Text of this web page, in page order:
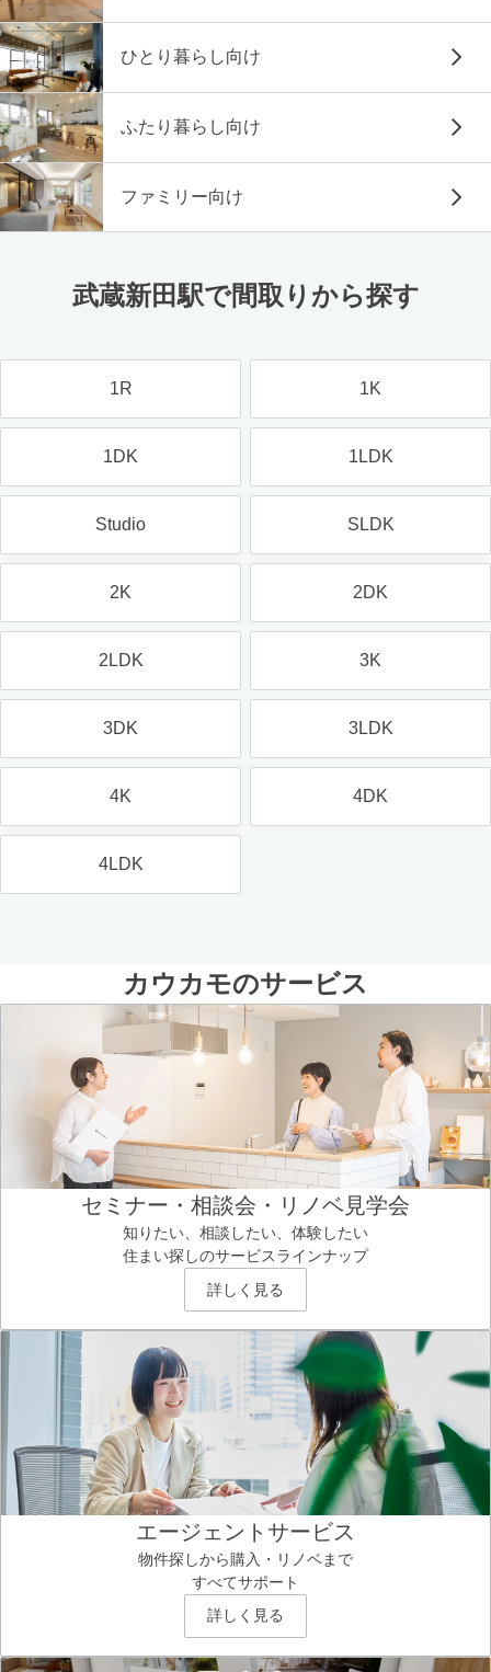
ひとり暮らし向け
ふたり暮らし向け
ファミリー向け
武蔵新田駅で間取りから探す
1R 1K
1DK 1LDK
Studio SLDK
2K 2DK
2LDK 3K
3DK 3LDK
4K 4DK
4LDK
カウカモのサービス
セミナー・相談会・リノベ見学会
知りたい、相談したい、体験したい
住まい探しのサービスラインナップ
詳しく見る
エージェントサービス
物件探しから購入・リノベまで
すべてサポート
詳しく見る